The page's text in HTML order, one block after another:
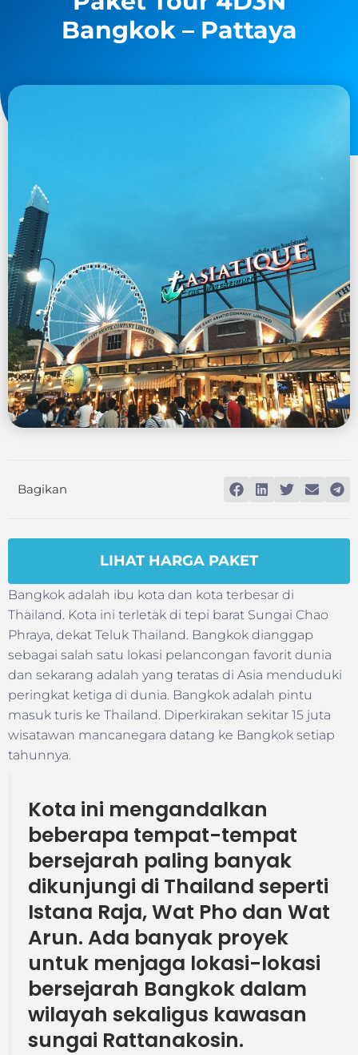
Bangkok – Pattaya
Bagikan
LIHAT HARGA PAKET
Bangkok adalah ibu kota dan kota terbesar di
Thailand. Kota ini terletak di tepi barat Sungai Chao
Phraya, dekat Teluk Thailand. Bangkok dianggap
sebagai salah satu lokasi pelancongan favorit dunia
dan sekarang adalah yang teratas di Asia menduduki
peringkat ketiga di dunia. Bangkok adalah pintu
masuk turis ke Thailand. Diperkirakan sekitar 15 juta
wisatawan mancanegara datang ke Bangkok setiap
tahunnya.
Kota ini mengandalkan
beberapa tempat-tempat
bersejarah paling banyak
dikunjungi di Thailand seperti
Istana Raja, Wat Pho dan Wat
Arun. Ada banyak proyek
untuk menjaga lokasi-lokasi
bersejarah Bangkok dalam
wilayah sekaligus kawasan
sungai Rattanakosin.